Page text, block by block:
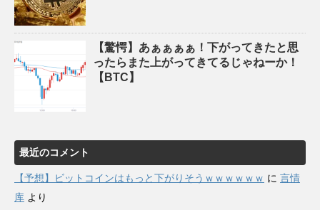
【驚愕】あぁぁぁぁ！下がってきたと思
ったらまた上がってきてるじゃねーか！
【BTC】
最近のコメント
【予想】ビットコインはもっと下がりそうｗｗｗｗｗｗ に 言情
库 より